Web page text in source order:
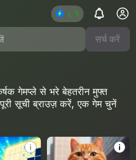
सर्च करें
गेमप्ले से भरे बेहतरीन मुफ्त
सूची ब्राउज़ करें, एक गेम चुनें